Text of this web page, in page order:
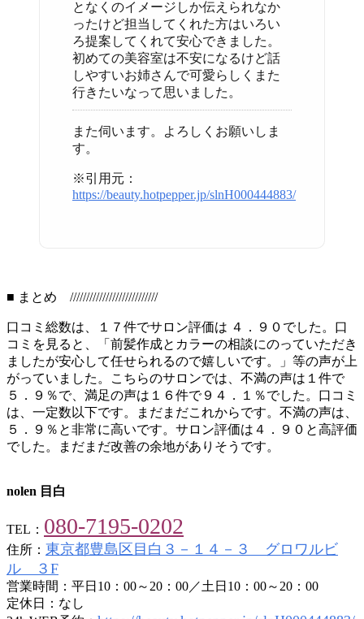
となくのイメージしか伝えられなか
ったけど担当してくれた方はいろい
ろ提案してくれて安心できました。
初めての美容室は不安になるけど話
しやすいお姉さんで可愛らしくまた
行きたいなって思いました。
また伺います。よろしくお願いしま
す。
※引用元：
https://beauty.hotpepper.jp/slnH000444883/
■ まとめ ///////////////////////////
口コミ総数は、１７件でサロン評価は ４．９０でした。口
コミを見ると、「前髪作成とカラーの相談にのっていただき
ましたが安心して任せられるので嬉しいです。」等の声が上
がっていました。こちらのサロンでは、不満の声は１件で
５．９％で、満足の声は１６件で９４．１％でした。口コミ
は、一定数以下です。まだまだこれからです。不満の声は、
５．９％と非常に高いです。サロン評価は４．９０と高評価
でした。まだまだ改善の余地がありそうです。
nolen 目白
TEL： 080-7195-0202
住所： 東京都豊島区目白３－１４－３ グロワルビ
ル ３F
営業時間：平日10：00～20：00／土日10：00～20：00
定休日：なし